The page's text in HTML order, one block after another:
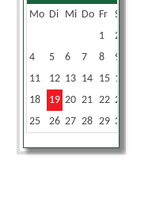
Mo Di Mi Do Fr Sa
1
2
4
5 6 7 8 9
11
12 13 14 15 16
18
19 20 21 22 23
25
26 27 28 29 30